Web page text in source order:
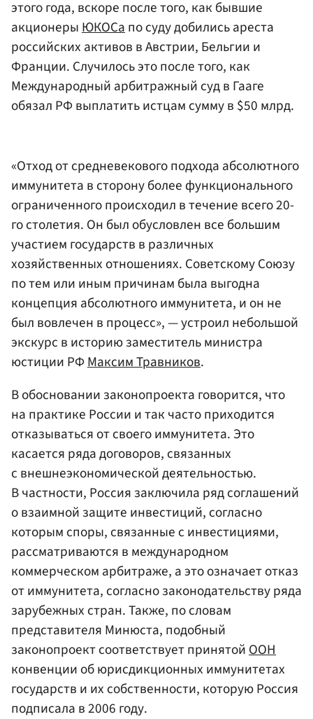
этого года, вскоре после того, как бывшие
акционерыЮКОСапо суду добились ареста
российских активов в Австрии, Бельгии и
Франции. Случилось это после того, как
Международный арбитражный суд в Гааге
обязал РФ выплатить истцам сумму в $50 млрд.
«Отход от средневекового подхода абсолютного
иммунитета в сторону более функционального
ограниченного происходил в течение всего 20-
го столетия. Он был обусловлен все большим
участием государств в различных
хозяйственных отношениях. Советскому Союзу
по тем или иным причинам была выгодна
концепция абсолютного иммунитета, и он не
был вовлечен в процесс», — устроил небольшой
экскурс в историю заместитель министра
юстиции РФМаксим Травников.
В обосновании законопроекта говорится, что
на практике России и так часто приходится
отказываться от своего иммунитета. Это
касается ряда договоров, связанных
с внешнеэкономической деятельностью.
В частности, Россия заключила ряд соглашений
о взаимной защите инвестиций, согласно
которым споры, связанные с инвестициями,
рассматриваются в международном
коммерческом арбитраже, а это означает отказ
от иммунитета, согласно законодательству ряда
зарубежных стран. Также, по словам
представителя Минюста, подобный
законопроект соответствует принятойООН
конвенции об юрисдикционных иммунитетах
государств и их собственности, которую Россия
подписала в 2006 году.